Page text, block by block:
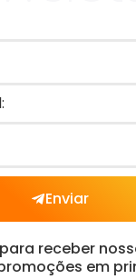
Enviar
receber
em